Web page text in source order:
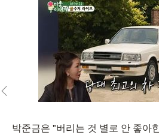
박준금은 "버리는 것 별로 안 좋아